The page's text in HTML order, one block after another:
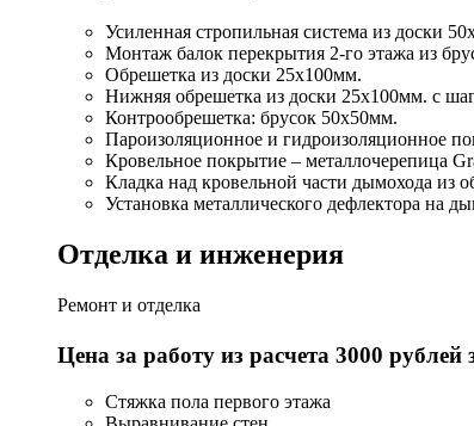
Усиленная стропильная система из доски
Монтаж балок перекрытия 2-го этажа из
Обрешетка из доски 25х100мм.
Нижняя обрешетка из доски 25х100мм. с
Контрообрешетка: брусок 50х50мм.
Пароизоляционное и гидроизоляционное
Кровельное покрытие – металлочерепица
Кладка над кровельной части дымохода из
Установка металлического дефлектора на
Отделка и инженерия
Ремонт и отделка
Цена за работу из расчета 3000 рублей
Стяжка пола первого этажа